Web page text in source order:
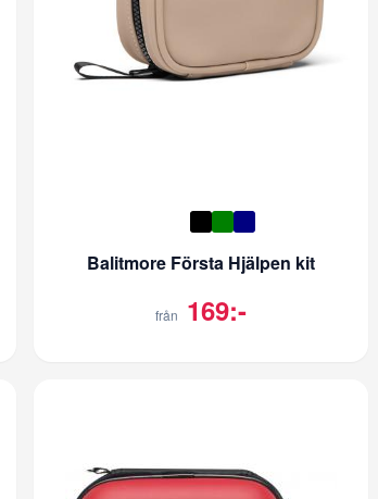
Balitmore Första Hjälpen kit
från 169:-